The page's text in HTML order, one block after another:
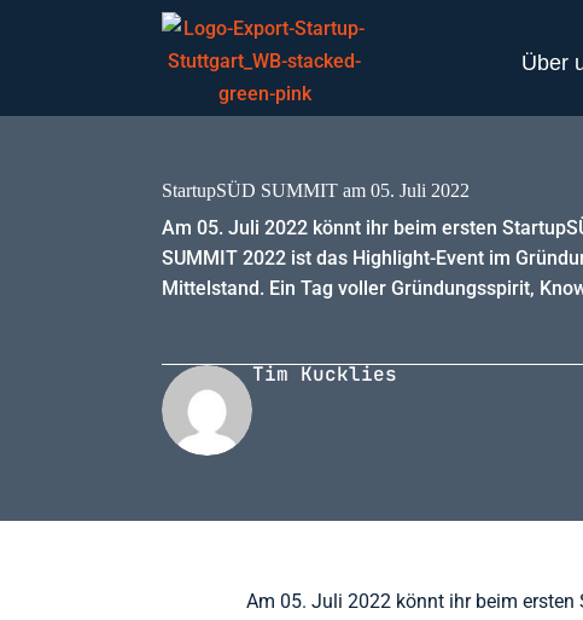
Über
StartupSÜD SUMMIT am 05. Juli 2022
Am 05. Juli 2022 könnt ihr beim ersten
SUMMIT 2022 ist das Highlight-Event im
Mittelstand. Ein Tag voller Gründungsspirit,
Tim Kucklies
Am 05. Juli 2022 könnt ihr beim ersten